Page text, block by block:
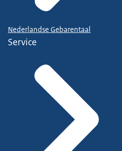
Nederlandse Gebarentaal
Service